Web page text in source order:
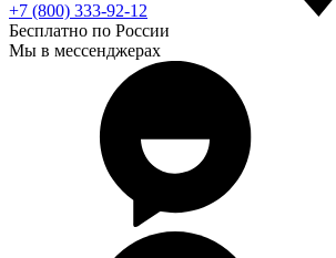
+7 (800) 333-92-12
Бесплатно по России
Мы в мессенджерах